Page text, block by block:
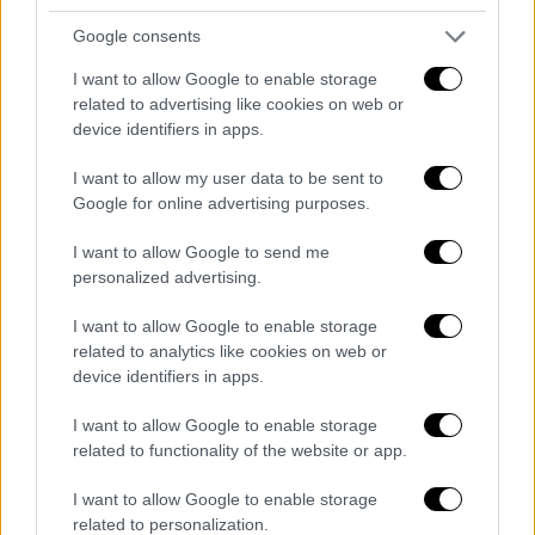
Google consents
I want to allow Google to enable storage
related to advertising like cookies on web or
device identifiers in apps.
I want to allow my user data to be sent to
Google for online advertising purposes.
I want to allow Google to send me
personalized advertising.
I want to allow Google to enable storage
related to analytics like cookies on web or
device identifiers in apps.
I want to allow Google to enable storage
related to functionality of the website or app.
I want to allow Google to enable storage
related to personalization.
Prince Harry 'rules out permanent
return to the UK' after clarifying his
stance on Prince
Archiehttps://t.co/dbF1gpJ831
— GB News (@GBNEWS)September
23, 2025
Το Eton College διαδραμάτισε
ρόλο στην εφηβεία του πρίγκιπα Χάρι, αν και
οι αναμνήσεις του είναι ανάμεικτες
. Στο
βιβλίο του Spare, αλλά και σε παλαιότερες
απομόνωσης και δυσκολίας προσαρμογής.
Σε συζήτηση με τον Άντερσον Κούπερ το
2023, αποκάλυψε ότι όταν πρωτοξεκίνησε